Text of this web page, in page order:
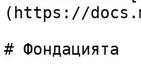
(https://
# Фондацията